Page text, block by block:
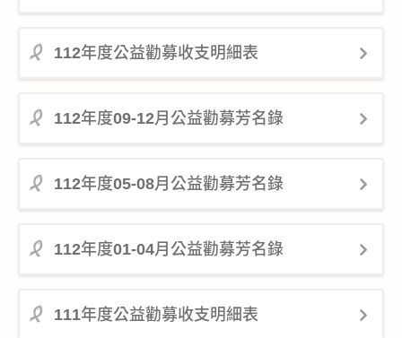
112年度公益勸募收支明細表
112年度09-12月公益勸募芳名錄
112年度05-08月公益勸募芳名錄
112年度01-04月公益勸募芳名錄
111年度公益勸募收支明細表